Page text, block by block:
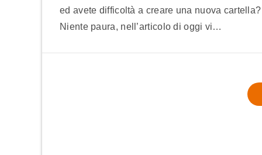
ed avete difficoltà a creare una nuova cartella?
Niente paura, nell’articolo di oggi vi…